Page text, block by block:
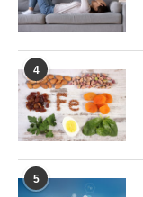
4
5